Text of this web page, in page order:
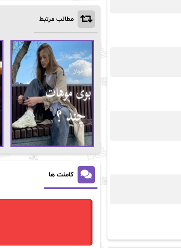
مطالب مرتبط
کامنت ها